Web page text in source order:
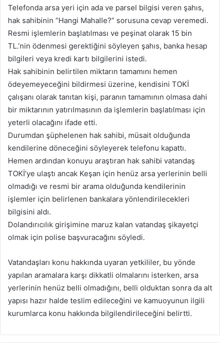
Telefonda arsa yeri için ada ve parsel bilgisi veren şahıs,
hak sahibinin “Hangi Mahalle?” sorusuna cevap veremedi.
Resmi işlemlerin başlatılması ve peşinat olarak 15 bin
TL.’nin ödenmesi gerektiğini söyleyen şahıs, banka hesap
bilgileri veya kredi kartı bilgilerini istedi.
Hak sahibinin belirtilen miktarın tamamını hemen
ödeyemeyeceğini bildirmesi üzerine, kendisini TOKİ
çalışanı olarak tanıtan kişi, paranın tamamının olmasa dahi
bir miktarının yatırılmasının da işlemlerin başlatılması için
yeterli olacağını ifade etti.
Durumdan şüphelenen hak sahibi, müsait olduğunda
kendilerine döneceğini söyleyerek telefonu kapattı.
Hemen ardından konuyu araştıran hak sahibi vatandaş
TOKİ’ye ulaştı ancak Keşan için henüz arsa yerlerinin belli
olmadığı ve resmi bir arama olduğunda kendilerinin
işlemler için belirlenen bankalara yönlendirilecekleri
bilgisini aldı.
Dolandırıcılık girişimine maruz kalan vatandaş şikayetçi
olmak için polise başvuracağını söyledi.
Vatandaşları konu hakkında uyaran yetkililer, bu yönde
yapılan aramalara karşı dikkatli olmalarını isterken, arsa
yerlerinin henüz belli olmadığını, belli olduktan sonra da alt
yapısı hazır halde teslim edileceğini ve kamuoyunun ilgili
kurumlarca konu hakkında bilgilendirileceğini belirtti.